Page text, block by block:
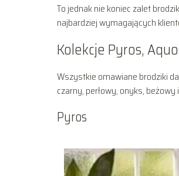
To jednak nie koniec zalet
najbardziej wymagających
Kolekcje Pyros,
Wszystkie omawiane brodziki
czarny, perłowy, onyks, beżowy
Pyros